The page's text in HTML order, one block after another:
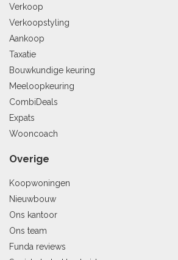
Verkoop
Verkoopstyling
Aankoop
Taxatie
Bouwkundige keuring
Meeloopkeuring
CombiDeals
Expats
Wooncoach
Overige
Koopwoningen
Nieuwbouw
Ons kantoor
Ons team
Funda reviews